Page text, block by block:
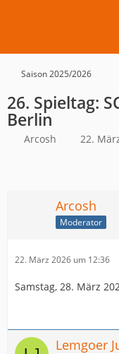
Saison 2025/2026
26. Spieltag:
Berlin
Arcosh 22.
Arcosh
Moderator
22. März 2026 um 12:36
Samstag, 28. März
Lemgoer